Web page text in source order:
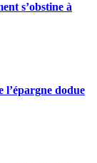
s’obstine à
l’épargne dodue